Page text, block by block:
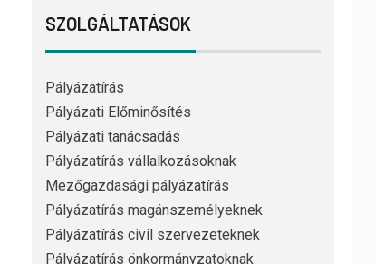
SZOLGÁLTATÁSOK
Pályázatírás
Pályázati Előminősítés
Pályázati tanácsadás
Pályázatírás vállalkozásoknak
Mezőgazdasági pályázatírás
Pályázatírás magánszemélyeknek
Pályázatírás civil szervezeteknek
Pályázatírás önkormányzatoknak